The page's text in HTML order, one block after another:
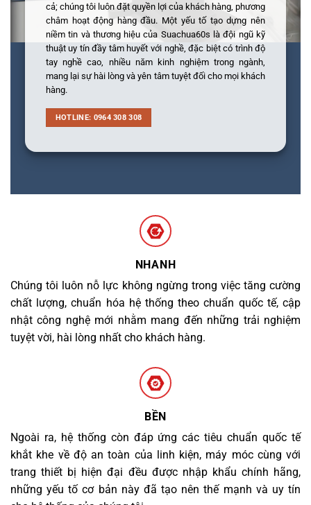
cả; chúng tôi luôn đặt quyền lợi của khách hàng, phương
châm hoạt động hàng đầu. Một yếu tố tạo dựng nên
niềm tin và thương hiệu của Suachua60s là đội ngũ kỹ
thuật uy tín đầy tâm huyết với nghề, đặc biệt có trình độ
tay nghề cao, nhiều năm kinh nghiệm trong ngành,
mang lại sự hài lòng và yên tâm tuyệt đối cho mọi khách
hàng.
HOTLINE: 0964 308 308
NHANH
Chúng tôi luôn nỗ lực không ngừng trong việc tăng cường
chất lượng, chuẩn hóa hệ thống theo chuẩn quốc tế, cập
nhật công nghệ mới nhằm mang đến những trải nghiệm
tuyệt vời, hài lòng nhất cho khách hàng.
BỀN
Ngoài ra, hệ thống còn đáp ứng các tiêu chuẩn quốc tế
khắt khe về độ an toàn của linh kiện, máy móc cùng với
trang thiết bị hiện đại đều được nhập khẩu chính hãng,
những yếu tố cơ bản này đã tạo nên thế mạnh và uy tín